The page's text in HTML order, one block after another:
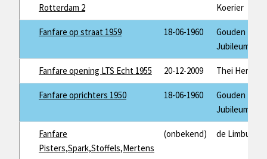
Rotterdam 2
Koerier
Fanfare op straat 1959 18-06-1960
Gouden
Jubileum
Fanfare opening LTS Echt 1955 20-12-2009 Thei
Fanfare oprichters 1950 18-06-1960
Gouden
Jubileum
Fanfare
Pisters,Spark,Stoffels,Mertens
(onbekend) de Limburger